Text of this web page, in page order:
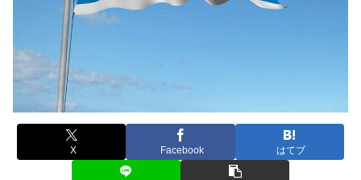
X Facebook はてブ